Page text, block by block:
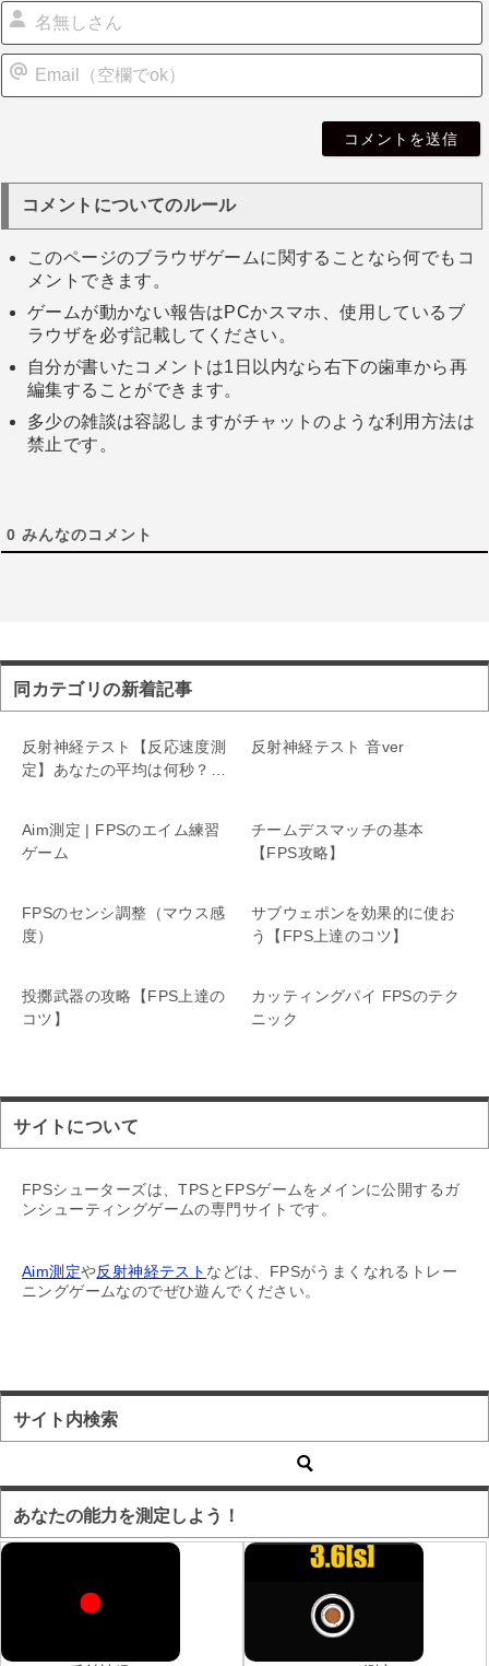
コメントについてのルール
このページのブラウザゲームに関することなら何でもコ
メントできます。
ゲームが動かない報告はPCかスマホ、使用しているブ
ラウザを必ず記載してください。
自分が書いたコメントは1日以内なら右下の歯車から再
編集することができます。
多少の雑談は容認しますがチャットのような利用方法は
禁止です。
0 みんなのコメント
同カテゴリの新着記事
反射神経テスト【反応速度測
定】あなたの平均は何秒？
反射神経テスト 音ver
Aim測定 | FPSのエイム練習
ゲーム
チームデスマッチの基本
【FPS攻略】
FPSのセンシ調整（マウス感
度）
サブウェポンを効果的に使お
う【FPS上達のコツ】
投擲武器の攻略【FPS上達の
コツ】
カッティングパイ FPSのテク
ニック
サイトについて
FPSシューターズは、TPSとFPSゲームをメインに公開するガ
ンシューティングゲームの専門サイトです。
Aim測定や反射神経テスト などは、FPSがうまくなれるトレー
ニングゲームなのでぜひ遊んでください。
サイト内検索
あなたの能力を測定しよう！